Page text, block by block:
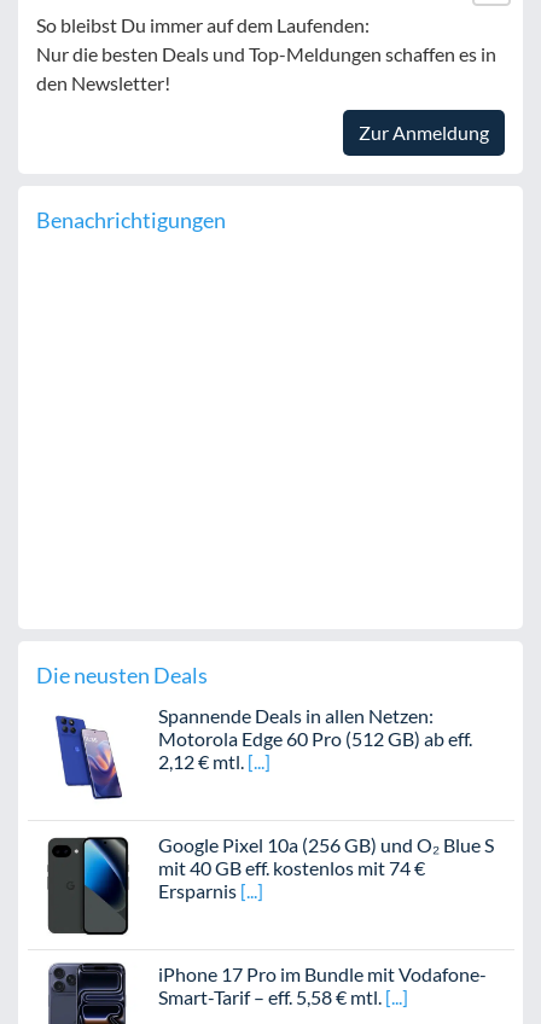
So bleibst Du immer auf dem Laufenden:
Nur die besten Deals und Top-Meldungen schaffen es in
den Newsletter!
Zur Anmeldung
Benachrichtigungen
Die neusten Deals
Spannende Deals in allen Netzen:
Motorola Edge 60 Pro (512 GB) ab eff.
2,12 € mtl.
Google Pixel 10a (256 GB) und O₂ Blue S
mit 40 GB eff. kostenlos mit 74 €
Ersparnis
iPhone 17 Pro im Bundle mit Vodafone-
Smart-Tarif – eff. 5,58 € mtl.